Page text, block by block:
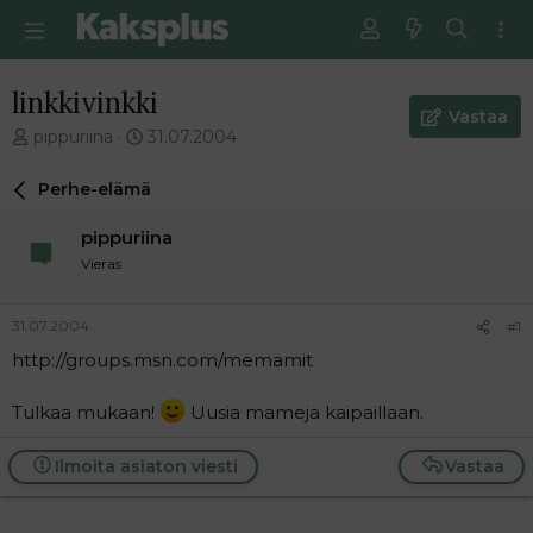
linkkivinkki
V
e
i
t
u
a
o
i
t
pippuriina
E
s
m
m
n
i
s
t
i
31.07.2004
Vastaa
Perhe-elämä
pippuriina
Vieras
31.07.2004 #1
http://groups.msn.com/memamit
Tulkaa mukaan! Uusia mameja kaipaillaan.
Vastaa
Ilmoita asiaton viesti